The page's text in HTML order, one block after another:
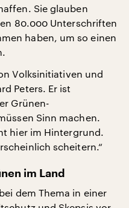
Sie glauben
80.000 Unterschriften
haben, um so einen
Volksinitiativen und
Peters. Er ist
Grünen-
Sinn machen.
hier im Hintergrund.
scheitern.“
im Land
dem Thema in einer